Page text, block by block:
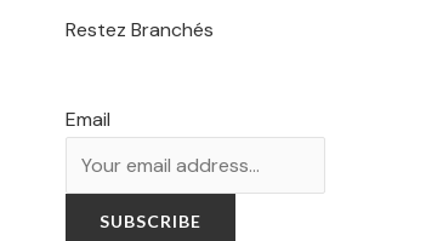
Restez Branchés
Email
SUBSCRIBE